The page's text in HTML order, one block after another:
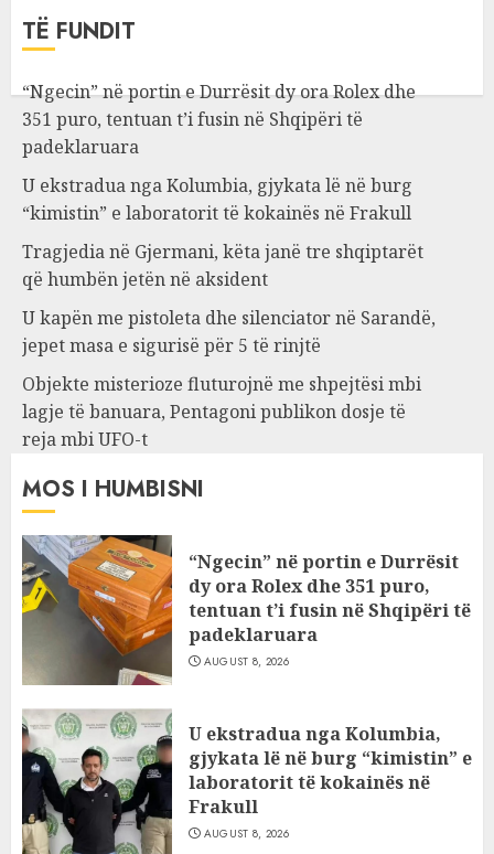
TË FUNDIT
“Ngecin” në portin e Durrësit dy ora Rolex dhe
351 puro, tentuan t’i fusin në Shqipëri të
padeklaruara
U ekstradua nga Kolumbia, gjykata lë në burg
“kimistin” e laboratorit të kokainës në Frakull
Tragjedia në Gjermani, këta janë tre shqiptarët
që humbën jetën në aksident
U kapën me pistoleta dhe silenciator në Sarandë,
jepet masa e sigurisë për 5 të rinjtë
Objekte misterioze fluturojnë me shpejtësi mbi
lagje të banuara, Pentagoni publikon dosje të
reja mbi UFO-t
MOS I HUMBISNI
“Ngecin” në portin e Durrësit
dy ora Rolex dhe 351 puro,
tentuan t’i fusin në Shqipëri të
padeklaruara
AUGUST 8, 2026
U ekstradua nga Kolumbia,
gjykata lë në burg “kimistin” e
laboratorit të kokainës në
Frakull
AUGUST 8, 2026